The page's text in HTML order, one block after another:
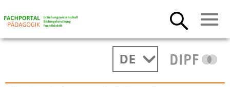
DE